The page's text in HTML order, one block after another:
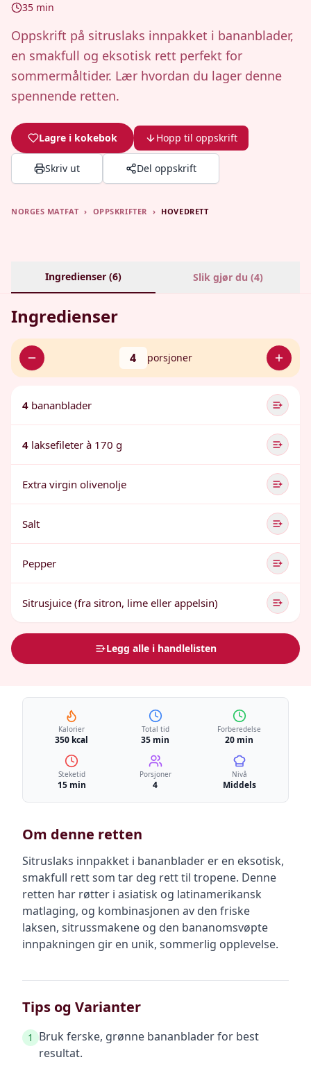
35 min
Oppskrift på sitruslaks innpakket i bananblader,
en smakfull og eksotisk rett perfekt for
sommermåltider. Lær hvordan du lager denne
spennende retten.
Lagre i kokebok Hopp til oppskrift
Skriv ut Del oppskrift
NORGES MATFAT › OPPSKRIFTER › HOVEDRETT
Ingredienser (6) Slik gjør du (4)
Ingredienser
4 porsjoner
4 bananblader
4 laksefileter à 170 g
Extra virgin olivenolje
Salt
Pepper
Sitrusjuice (fra sitron, lime eller appelsin)
Legg alle i handlelisten
Kalorier
350 kcal
Total tid
35 min
Forberedelse
20 min
Steketid
15 min
Porsjoner
4
Nivå
Middels
Om denne retten
Sitruslaks innpakket i bananblader er en eksotisk,
smakfull rett som tar deg rett til tropene. Denne
retten har røtter i asiatisk og latinamerikansk
matlaging, og kombinasjonen av den friske
laksen, sitrussmakene og den bananomsvøpte
innpakningen gir en unik, sommerlig opplevelse.
Tips og Varianter
1
Bruk ferske, grønne bananblader for best
resultat.